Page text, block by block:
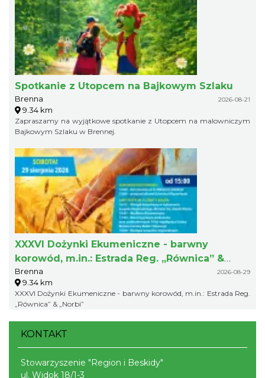
Spotkanie z Utopcem na Bajkowym Szlaku
Brenna 2026-08-21
9.34 km
Zapraszamy na wyjątkowe spotkanie z Utopcem na malowniczym
Bajkowym Szlaku w Brennej.
XXXVI Dożynki Ekumeniczne - barwny
korowód, m.in.: Estrada Reg. „Równica” &
„Norbi”
Brenna 2026-08-29
9.34 km
XXXVI Dożynki Ekumeniczne - barwny korowód, m.in.: Estrada Reg.
„Równica” & „Norbi”
KONTAKT
Stowarzyszenie "Region i Beskidy"
ul. Widok 18/1-3